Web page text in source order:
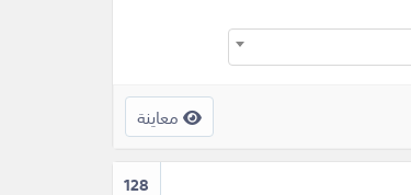
معاينة
128